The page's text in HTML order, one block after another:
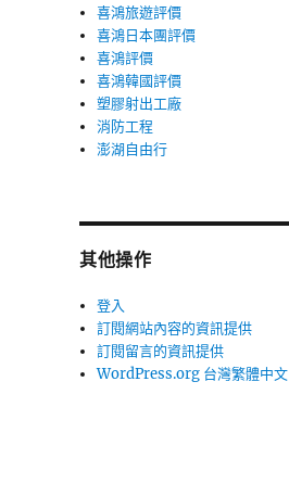
喜鴻旅遊評價
喜鴻日本團評價
喜鴻評價
喜鴻韓國評價
塑膠射出工廠
消防工程
澎湖自由行
其他操作
登入
訂閱網站內容的資訊提供
訂閱留言的資訊提供
WordPress.org 台灣繁體中文